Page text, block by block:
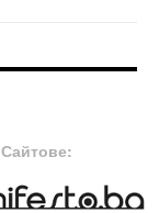
Сайтове: